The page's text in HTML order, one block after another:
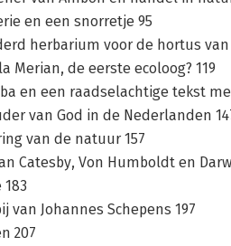
en een snorretje 95
herbarium voor de hortus
Merian, de eerste ecoloog? 119
en een raadselachtige tekst
van God in de Nederlanden
van de natuur 157
Catesby, Von Humboldt en
van Johannes Schepens 197
207